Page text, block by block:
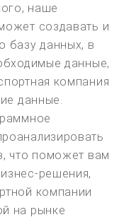
наше
создавать и
базу данных, в
данные,
компания
данные.
что поможет вам
решения,
компании
на рынке